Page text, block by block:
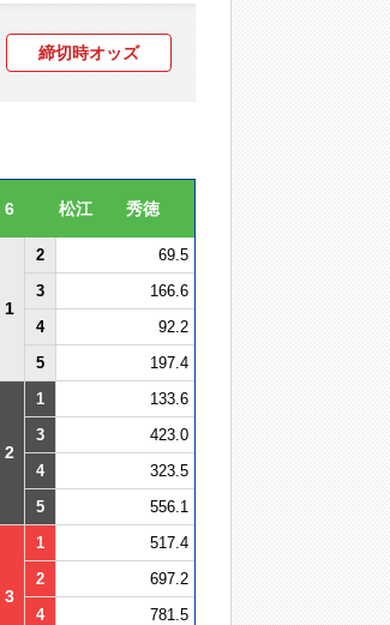
締切時オッズ
6 松江 秀徳
1
2
69.5
3
166.6
4
92.2
5 197.4
2
1
133.6
3
423.0
4
323.5
5 556.1
3
1
517.4
2
697.2
4
781.5